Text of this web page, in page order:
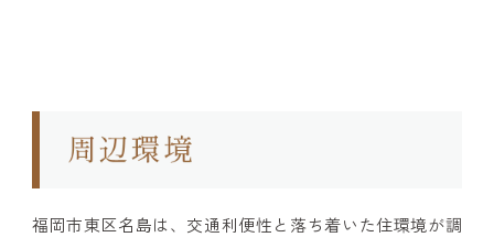
福岡市東区名島は、交通利便性と落ち着いた住環境が調